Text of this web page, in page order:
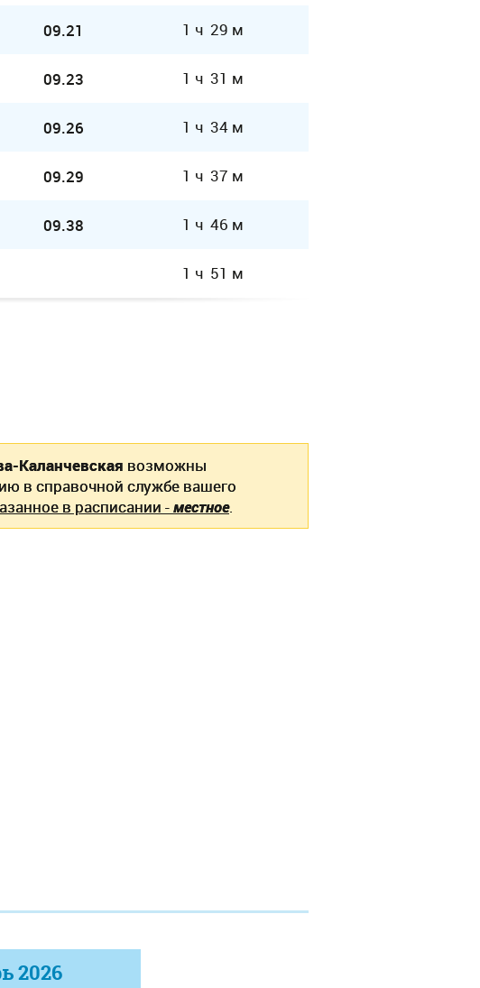
09.21 1 ч 29 м
09.23 1 ч 31 м
09.26 1 ч 34 м
09.29 1 ч 37 м
09.38 1 ч 46 м
1 ч 51 м
Каланчевская возможны
в справочной службе вашего
в расписании -местное.
2026